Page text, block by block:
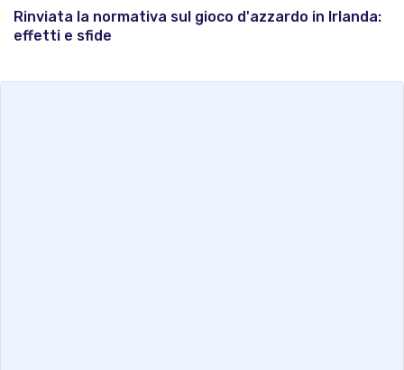
Rinviata la normativa sul gioco d'azzardo in Irlanda:
effetti e sfide